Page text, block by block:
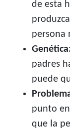
de esta
persona
padres
puede
punto
que la